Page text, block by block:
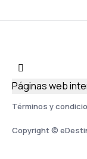
Términos y
Copyright ©
Páginas web